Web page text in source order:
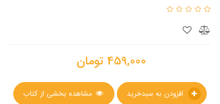
459,000 تومان
مشاهده بخشی از کتاب